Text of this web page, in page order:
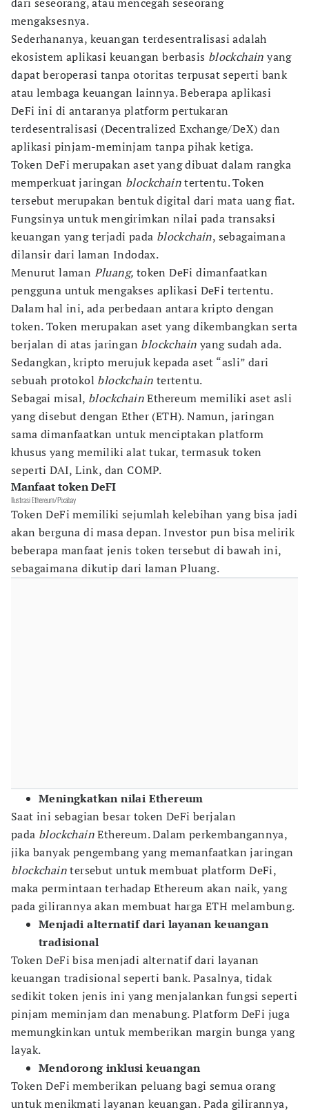
mengaksesnya.
Sederhananya, keuangan terdesentralisasi adalah
ekosistem aplikasi keuangan berbasis blockchain yang
dapat beroperasi tanpa otoritas terpusat seperti bank
atau lembaga keuangan lainnya. Beberapa aplikasi
DeFi ini di antaranya platform pertukaran
terdesentralisasi (Decentralized Exchange/DeX) dan
aplikasi pinjam-meminjam tanpa pihak ketiga.
Token DeFi merupakan aset yang dibuat dalam rangka
memperkuat jaringan blockchaintertentu. Token
tersebut merupakan bentuk digital dari mata uang fiat.
Fungsinya untuk mengirimkan nilai pada transaksi
keuangan yang terjadi pada blockchain, sebagaimana
dilansir dari laman Indodax.
Menurut laman Pluang, token DeFi dimanfaatkan
pengguna untuk mengakses aplikasi DeFi tertentu.
Dalam hal ini, ada perbedaan antara kripto dengan
token. Token merupakan aset yang dikembangkan serta
berjalan di atas jaringan blockchain yang sudah ada.
Sedangkan, kripto merujuk kepada aset “asli” dari
sebuah protokol blockchain tertentu.
Sebagai misal, blockchainEthereum memiliki aset asli
yang disebut dengan Ether (ETH). Namun, jaringan
sama dimanfaatkan untuk menciptakan platform
khusus yang memiliki alat tukar, termasuk token
seperti DAI, Link, dan COMP.
Manfaat token DeFI
Ilustrasi Ethereum/Pixabay
Token DeFi memiliki sejumlah kelebihan yang bisa jadi
akan berguna di masa depan. Investor pun bisa melirik
beberapa manfaat jenis token tersebut di bawah ini,
sebagaimana dikutip dari laman Pluang.
Meningkatkan nilai Ethereum
Saat ini sebagian besar token DeFi berjalan
pada blockchainEthereum. Dalam perkembangannya,
jika banyak pengembang yang memanfaatkan jaringan
blockchaintersebut untuk membuat platform DeFi,
maka permintaan terhadap Ethereum akan naik, yang
pada gilirannya akan membuat harga ETH melambung.
Menjadi alternatif dari layanan keuangan
tradisional
Token DeFi bisa menjadi alternatif dari layanan
keuangan tradisional seperti bank. Pasalnya, tidak
sedikit token jenis ini yang menjalankan fungsi seperti
pinjam meminjam dan menabung. Platform DeFi juga
memungkinkan untuk memberikan margin bunga yang
layak.
Mendorong inklusi keuangan
Token DeFi memberikan peluang bagi semua orang
untuk menikmati layanan keuangan. Pada gilirannya,